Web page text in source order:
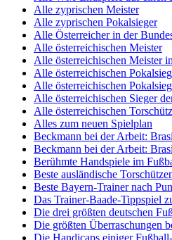
Alle zyprischen Meister
Alle zyprischen Pokalsieger
Alle Österreicher in der
Alle österreichischen Meister
Alle österreichischen Meister
Alle österreichischen
Alle österreichischen
Alle österreichischen Sieger
Alle österreichischen
Alles zum neuen Spielplan
Beckmann bei der Arbeit:
Beckmann bei der Arbeit:
Berühmte Handspiele im
Beste ausländische
Beste Bayern-Trainer nach
Das Trainer-Baade-Tippspiel
Die drei größten deutschen
Die größten Überraschungen
Die Handicaps einiger